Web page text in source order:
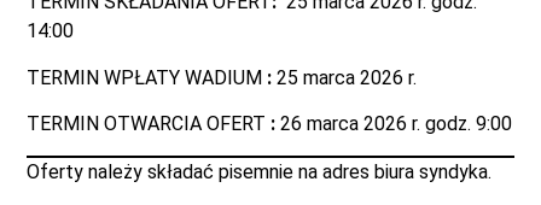
14:00
TERMIN WPŁATY WADIUM :25 marca 2026 r.
TERMIN OTWARCIA OFERT : 26 marca 2026 r. godz. 9:00
Oferty należy składać pisemnie na adres biura syndyka.